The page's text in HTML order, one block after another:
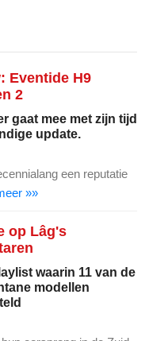
Eventide H9
2
gaat mee met zijn tijd
update.
een reputatie
»»
op Lâg's
waarin 11 van de
modellen